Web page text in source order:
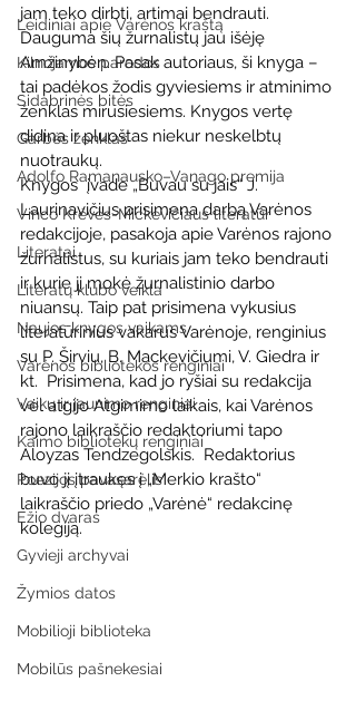
Leidiniai apie Varėnos kraštą
Kilnojamos parodos
Sidabrinės bitės
Garbės ženklas
Adolfo Ramanausko–Vanago premija
Vinco Krėvės-Mickevičiaus literatūr
Literatai
Literatų klubo veikla
Naujos knygos vaikams
Varėnos bibliotekos renginiai
Vaikų ir jaunimo renginiai
Kaimo bibliotekų renginiai
Poezijos pavasarėlis
Ežio dvaras
Gyvieji archyvai
Žymios datos
Mobilioji biblioteka
Mobilūs pašnekesiai
jam teko dirbti, artimai bendrauti.
Dauguma šių žurnalistų jau išėję
Amžinybėn. Pasak autoriaus, ši knyga –
tai padėkos žodis gyviesiems ir atminimo
ženklas mirusiesiems. Knygos vertę
didina ir pluoštas niekur neskelbtų
nuotraukų.
Knygos  įvade „Buvau su jais“ J.
Laurinavičius prisimena darbą Varėnos
redakcijoje, pasakoja apie Varėnos rajono
žurnalistus, su kuriais jam teko bendrauti
ir kurie jį mokė žurnalistinio darbo
niuansų. Taip pat prisimena vykusius
literatūrinius vakarus Varėnoje, renginius
su P. Širviu, B. Mackevičiumi, V. Giedra ir
kt.  Prisimena, kad jo ryšiai su redakcija
vėl atgijo Atgimimo laikais, kai Varėnos
rajono laikraščio redaktoriumi tapo
Aloyzas Tendzegolskis.  Redaktorius
buvo jį įtraukęs į „Merkio krašto“
laikraščio priedo „Varėnė“ redakcinę
kolegiją.